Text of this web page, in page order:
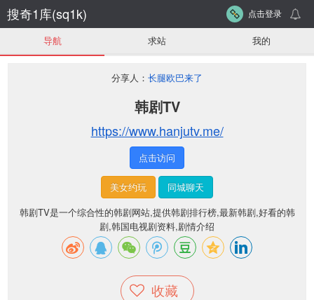
搜奇1库(sq1k) 点击登录
导航 求站 我的
分享人： 长腿欧巴来了
韩剧TV
https://www.hanjutv.me/
点击访问
美女约玩
同城聊天
韩剧TV是一个综合性的韩剧网站,提供韩剧排行榜,最新韩剧,好看的韩
剧,韩国电视剧资料,剧情介绍
收藏